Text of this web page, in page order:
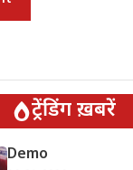
ट्रेंडिंग ख़बरें
Demo